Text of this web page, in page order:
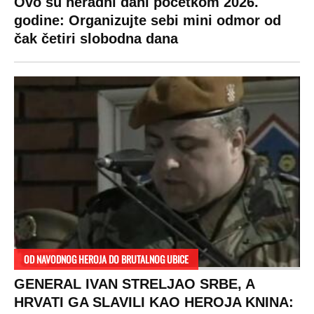
godine: Organizujte sebi mini odmor od
čak četiri slobodna dana
OD NAVODNOG HEROJA DO BRUTALNOG UBICE
GENERAL IVAN STRELJAO SRBE, A
HRVATI GA SLAVILI KAO HEROJA KNINA: